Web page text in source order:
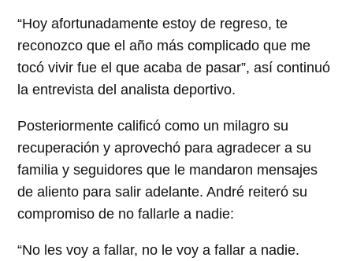
“Hoy afortunadamente estoy de regreso, te
reconozco que el año más complicado que me
tocó vivir fue el que acaba de pasar”, así continuó
la entrevista del analista deportivo.
Posteriormente calificó como un milagro su
recuperación y aprovechó para agradecer a su
familia y seguidores que le mandaron mensajes
de aliento para salir adelante. André reiteró su
compromiso de no fallarle a nadie:
“No les voy a fallar, no le voy a fallar a nadie.